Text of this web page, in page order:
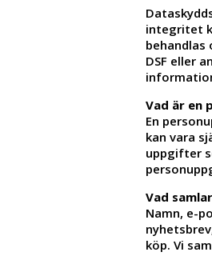
integritet
DSF eller
Vad är en
En
kan vara
uppgifter
Vad
Namn, e-
köp. Vi